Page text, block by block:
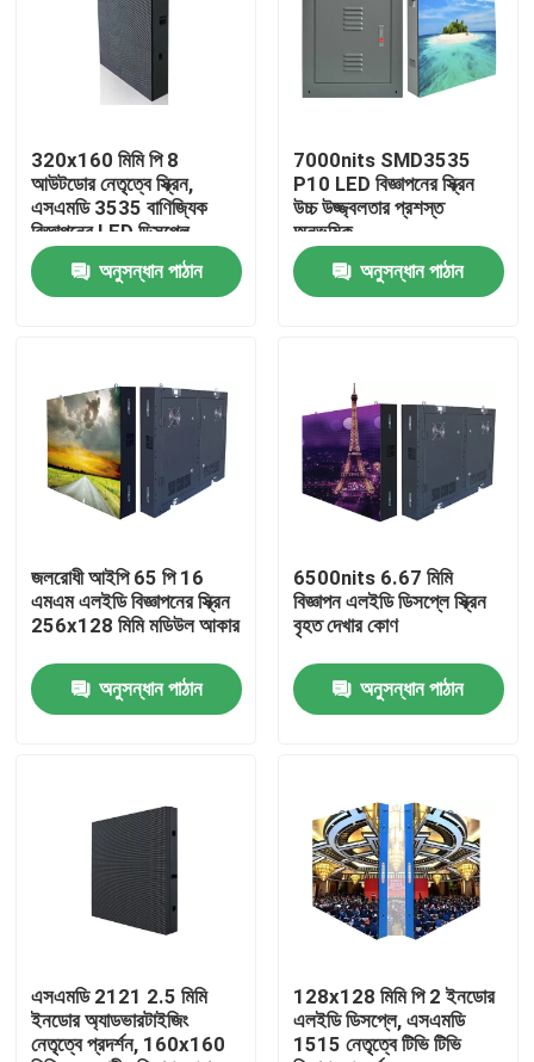
পণ্য
আমাদের সম্পর্কে
কারখানা ভ্রমণ
মান নিয়ন্ত্রণ
আউটডোর ভাড়া LED ডিসপ্লে
320x160 মিমি পি 8
আউটডোর নেতৃত্বে স্ক্রিন,
এসএমডি 3535 বাণিজ্যিক
বিজ্ঞাপনের LED ডিসপ্লে
অনুসন্ধান পাঠান
7000nits SMD3535
P10 LED বিজ্ঞাপনের স্ক্রিন
উচ্চ উজ্জ্বলতার প্রশস্ত
অনুভূমিক
অনুসন্ধান পাঠান
জলরোধী আইপি 65 পি 16
এমএম এলইডি বিজ্ঞাপনের স্ক্রিন
256x128 মিমি মডিউল আকার
অনুসন্ধান পাঠান
6500nits 6.67 মিমি
বিজ্ঞাপন এলইডি ডিসপ্লে স্ক্রিন
বৃহত দেখার কোণ
অনুসন্ধান পাঠান
এসএমডি 2121 2.5 মিমি
ইনডোর অ্যাডভারটাইজিং
নেতৃত্বে প্রদর্শন, 160x160
128x128 মিমি পি 2 ইনডোর
এলইডি ডিসপ্লে, এসএমডি
1515 নেতৃত্বে টিভি টিভি